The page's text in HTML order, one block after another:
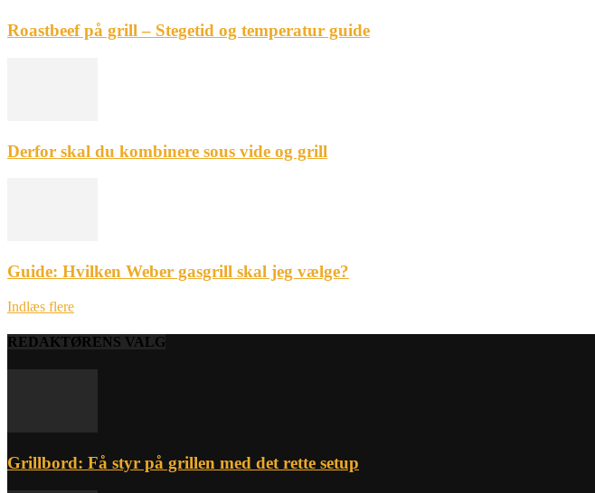
Roastbeef på grill – Stegetid og temperatur guide
Derfor skal du kombinere sous vide og grill
Guide: Hvilken Weber gasgrill skal jeg vælge?
Indlæs flere
REDAKTØRENS VALG
Grillbord: Få styr på grillen med det rette setup